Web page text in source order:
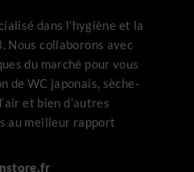
dans l’hygiène et la
Nous collaborons avec
du marché pour vous
de WC japonais, sèche-
et bien d’autres
au meilleur rapport